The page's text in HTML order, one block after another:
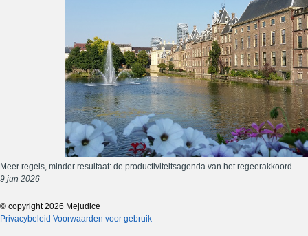
Meer regels, minder resultaat: de productiviteitsagenda van het regeerakkoord
9 jun 2026
© copyright 2026 Mejudice
Privacybeleid Voorwaarden voor gebruik